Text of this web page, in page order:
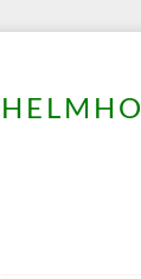
Springe